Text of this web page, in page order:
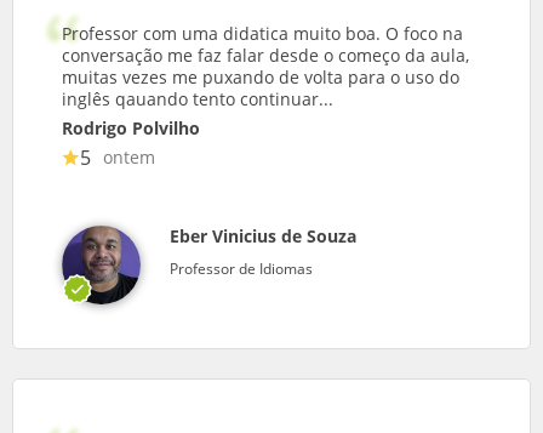
Professor com uma didatica muito boa. O foco na
conversação me faz falar desde o começo da aula,
muitas vezes me puxando de volta para o uso do
inglês qauando tento continuar...
Rodrigo Polvilho
5 ontem
Eber Vinicius de Souza
Professor de Idiomas